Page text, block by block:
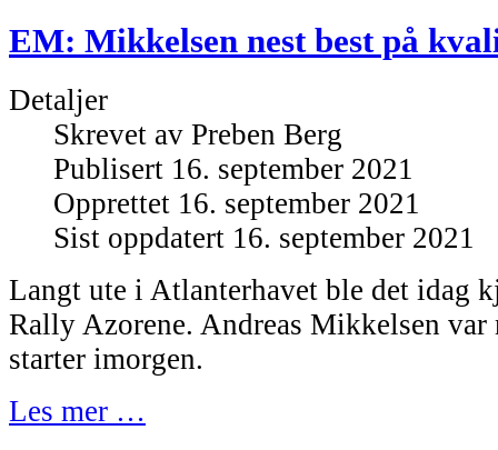
EM: Mikkelsen nest best på
Detaljer
Skrevet av Preben Berg
Publisert 16. september 2021
Opprettet 16. september 2021
Sist oppdatert 16. september 2021
Langt ute i Atlanterhavet ble det idag
Rally Azorene. Andreas Mikkelsen var
starter imorgen.
Les mer …